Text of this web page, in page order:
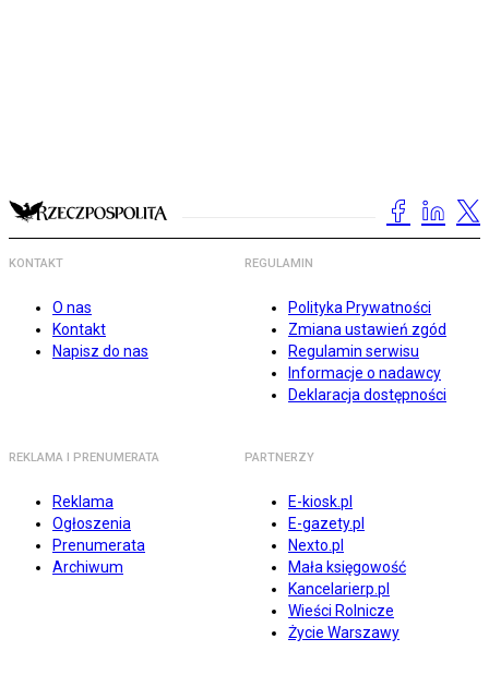
KONTAKT
O nas
Kontakt
Napisz do nas
REGULAMIN
Polityka Prywatności
Zmiana ustawień zgód
Regulamin serwisu
Informacje o nadawcy
Deklaracja dostępności
REKLAMA I PRENUMERATA
Reklama
Ogłoszenia
Prenumerata
Archiwum
PARTNERZY
E-kiosk.pl
E-gazety.pl
Nexto.pl
Mała księgowość
Kancelarierp.pl
Wieści Rolnicze
Życie Warszawy